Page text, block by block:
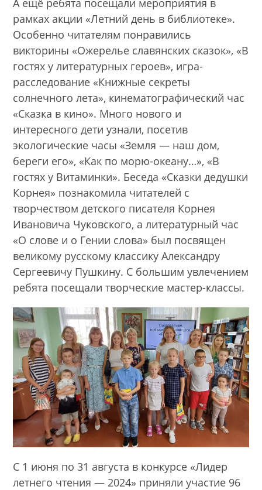
рамках акции «Летний день в библиотеке».
Особенно читателям понравились
викторины «Ожерелье славянских сказок», «В
гостях у литературных героев», игра-
расследование «Книжные секреты
солнечного лета», кинематографический час
«Сказка в кино». Много нового и
интересного дети узнали, посетив
экологические часы «Земля — наш дом,
береги его», «Как по морю-океану…», «В
гостях у Витаминки». Беседа «Сказки дедушки
Корнея» познакомила читателей с
творчеством детского писателя Корнея
Ивановича Чуковского, а литературный час
«О слове и о Гении слова» был посвящен
великому русскому классику Александру
Сергеевичу Пушкину. С большим увлечением
ребята посещали творческие мастер-классы.
С 1 июня по 31 августа в конкурсе «Лидер
летнего чтения — 2024» приняли участие 96